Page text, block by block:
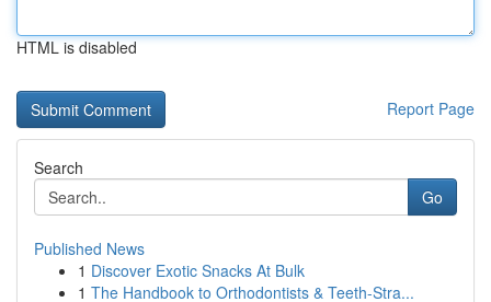
HTML is disabled
Report Page
Search
Go
Published News
1 Discover Exotic Snacks At Bulk
1 The Handbook to Orthodontists & Teeth-Stra...